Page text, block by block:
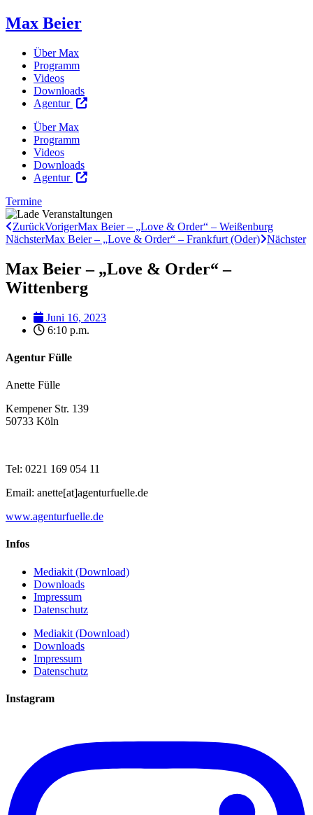
Max Beier
Über Max
Programm
Videos
Downloads
Agentur
Über Max
Programm
Videos
Downloads
Agentur
Termine
ZurückVorigerMax Beier – „Love & Order“ – Weißenburg
NächsterMax Beier – „Love & Order“ – Frankfurt (Oder) Nächster
Max Beier – „Love & Order“ –
Wittenberg
Juni 16, 2023
6:10 p.m.
Agentur Fülle
Anette Fülle
Kempener Str. 139
50733 Köln
Tel: 0221 169 054 11
Email: anette[at]agenturfuelle.de
www.agenturfuelle.de
Infos
Mediakit (Download)
Downloads
Impressum
Datenschutz
Mediakit (Download)
Downloads
Impressum
Datenschutz
Instagram